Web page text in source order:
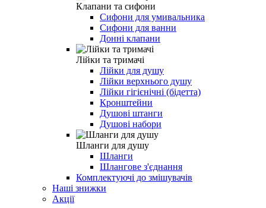
Клапани та сифони
Сифони для умивальника
Сифони для ванни
Донні клапани
Лійки та тримачі
Лійки для душу
Лійки верхнього душу
Лійки гігієнічні (бідетта)
Кронштейни
Душові штанги
Душові набори
Шланги для душу
Шланги
Шлангове з'єднання
Комплектуючі до змішувачів
Наші знижки
Акції